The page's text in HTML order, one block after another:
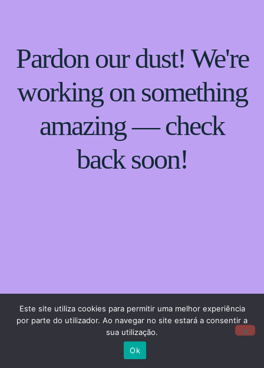
Pardon our dust! We're
working on something
amazing — check
back soon!
Este site utiliza cookies para permitir uma melhor experiência
por parte do utilizador. Ao navegar no site estará a consentir a
sua utilização.
Ok